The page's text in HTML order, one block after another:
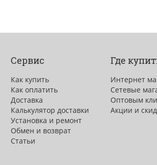
Сервис
Как купить
Как оплатить
Доставка
Калькулятор доставки
Установка и ремонт
Обмен и возврат
Статьи
Где
Интернет
Сетевые
Оптовым
Акции и